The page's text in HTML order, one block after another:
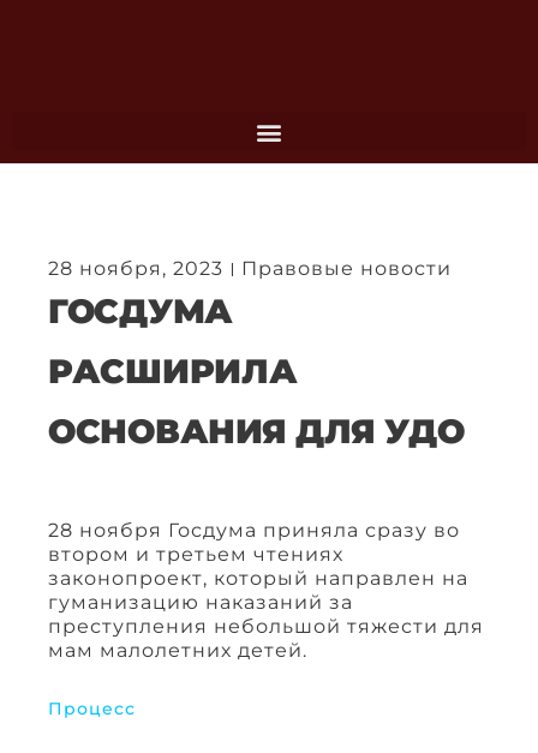
28 ноября, 2023 Правовые новости
ГОСДУМА
РАСШИРИЛА
ОСНОВАНИЯ ДЛЯ УДО
28 ноября Госдума приняла сразу во
втором и третьем чтениях
законопроект, который направлен на
гуманизацию наказаний за
преступления небольшой тяжести для
мам малолетних детей.
Процесс